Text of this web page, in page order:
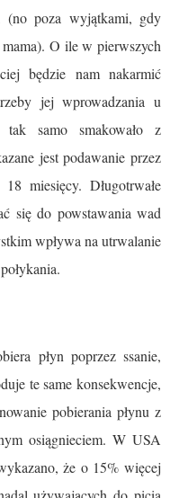
(no poza wyjątkami, gdy
O ile w pierwszych
będzie nam nakarmić
jej wprowadzania u
tak samo smakowało z
jest podawanie przez
miesięcy. Długotrwałe
się do powstawania wad
wpływa na utrwalanie
płyn poprzez ssanie,
te same konsekwencje,
pobierania płynu z
osiągnieciem. W USA
że o 15% więcej